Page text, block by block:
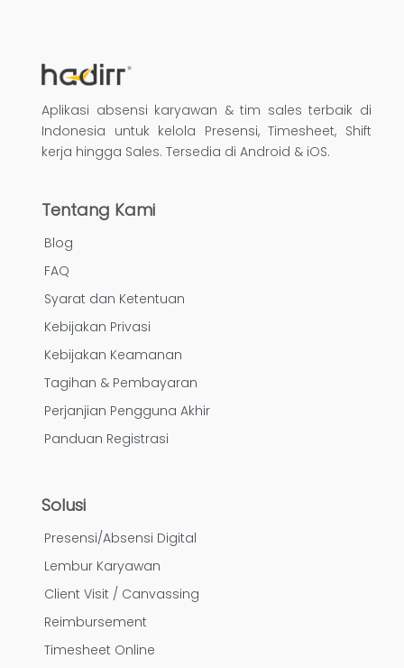
Aplikasi absensi karyawan & tim sales terbaik di
Indonesia untuk kelola Presensi, Timesheet, Shift
kerja hingga Sales. Tersedia di Android & iOS.
Tentang Kami
Blog
FAQ
Syarat dan Ketentuan
Kebijakan Privasi
Kebijakan Keamanan
Tagihan & Pembayaran
Perjanjian Pengguna Akhir
Panduan Registrasi
Solusi
Presensi/Absensi Digital
Lembur Karyawan
Client Visit / Canvassing
Reimbursement
Timesheet Online